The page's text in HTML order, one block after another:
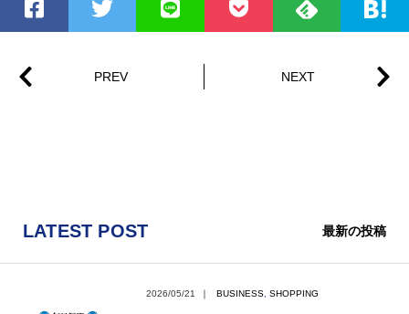
LATEST POST 最新の投稿
2026/05/21 ｜ BUSINESS SHOPPING